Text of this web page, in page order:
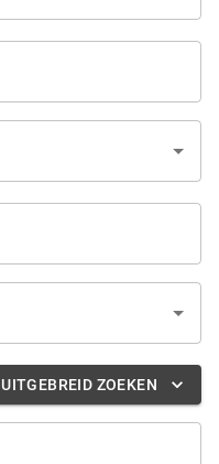
UITGEBREID ZOEKEN